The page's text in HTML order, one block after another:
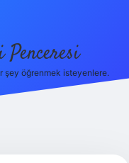
şey öğrenmek isteyenlere.